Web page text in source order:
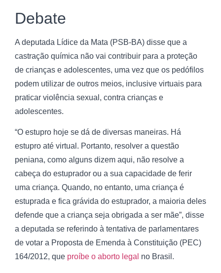
Debate
A deputada Lídice da Mata (PSB-BA) disse que a
castração química não vai contribuir para a proteção
de crianças e adolescentes, uma vez que os pedófilos
podem utilizar de outros meios, inclusive virtuais para
praticar violência sexual, contra crianças e
adolescentes.
“O estupro hoje se dá de diversas maneiras. Há
estupro até virtual. Portanto, resolver a questão
peniana, como alguns dizem aqui, não resolve a
cabeça do estuprador ou a sua capacidade de ferir
uma criança. Quando, no entanto, uma criança é
estuprada e fica grávida do estuprador, a maioria deles
defende que a criança seja obrigada a ser mãe”, disse
a deputada se referindo à tentativa de parlamentares
de votar a Proposta de Emenda à Constituição (PEC)
164/2012, que proíbe o aborto legal no Brasil.